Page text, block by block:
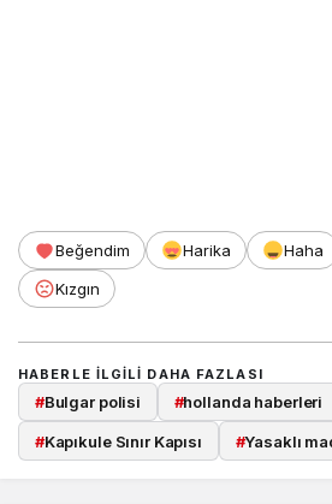
Beğendim Harika Haha
Kızgın
HABERLE ILGILI DAHA FAZLASI
#Bulgar polisi #hollanda haberleri
#Kapıkule Sınır Kapısı #Yasaklı